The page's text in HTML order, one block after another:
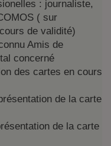
: journaliste,
( sur
de validité)
Amis de
concerné
des cartes en cours
de la carte
de la carte